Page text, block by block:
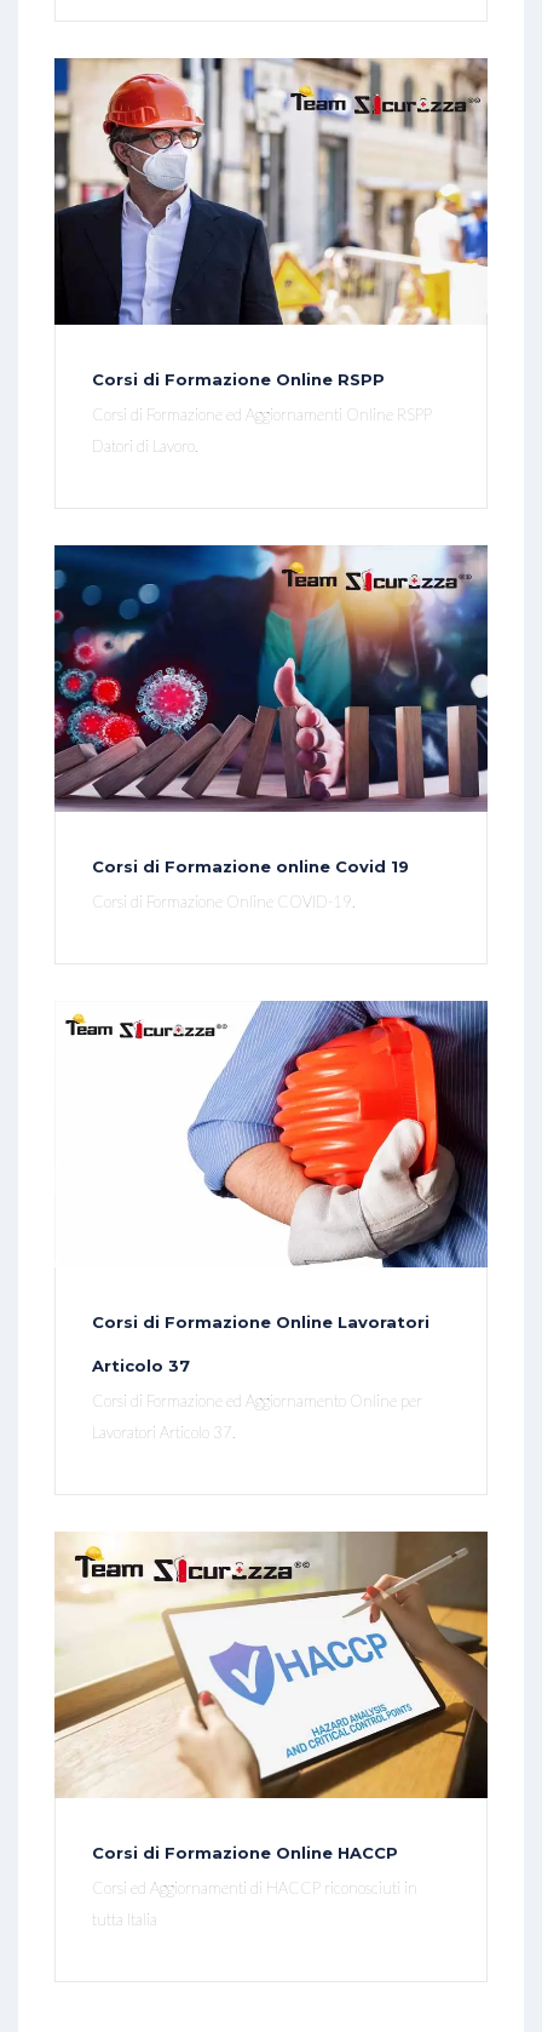
Corsi di Formazione Online RSPP
Corsi di Formazione ed Aggiornamenti Online RSPP
Datori di Lavoro.
Corsi di Formazione online Covid 19
Corsi di Formazione Online COVID-19.
Corsi di Formazione Online Lavoratori
Articolo 37
Corsi di Formazione ed Aggiornamento Online per
Lavoratori Articolo 37.
Corsi di Formazione Online HACCP
Corsi ed Aggiornamenti di HACCP riconosciuti in
tutta Italia